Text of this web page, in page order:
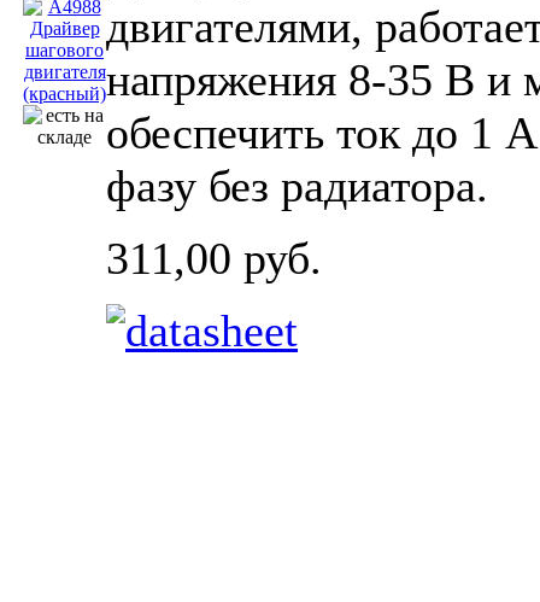
двигателями,
напряжения 8-35 В и
обеспечить ток до 1
фазу без радиатора.
311,00 руб.